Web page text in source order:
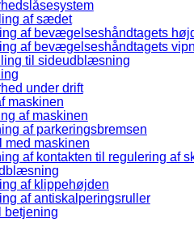
af sædet
af bevægelseshåndtagets
af bevægelseshåndtagets
til sideudblæsning
under drift
maskinen
af maskinen
af parkeringsbremsen
med maskinen
af kontakten til regulering af
af klippehøjden
af antiskalperingsruller
betjening